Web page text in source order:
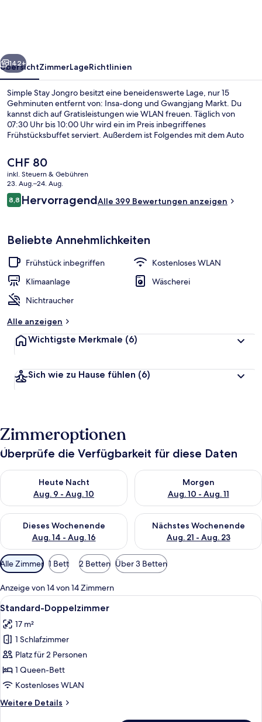
Weiter
142+
ÜbersichtZimmerLageRichtlinien
Simple Stay Jongro besitzt eine beneidenswerte Lage, nur 15
Gehminuten entfernt von: Insa-dong und Gwangjang Markt. Du
kannst dich auf Gratisleistungen wie WLAN freuen. Täglich von
07:30 Uhr bis 10:00 Uhr wird ein im Preis inbegriffenes
Frühstücksbuffet serviert. Außerdem ist Folgendes mit dem Auto
Street. Andere Reisende haben viel Gutes über das hilfsbereite
Personal zu berichten. Die öffentlichen Verkehrsmittel sind nur
einen kurzen Fußmarsch entfernt: Zur Station Jongno 3-ga sind es 3
Minuten und zur Station Jonggak 7 Minuten.
Der
aktuelle
Preis
beträgt
CHF 80.
CHF 80
inkl. Steuern & Gebühren
23. Aug.–24. Aug.
Bewertungen
8,88,8 von 10.
HervorragendAlle 399 Bewertungen anzeigen
Beliebte Annehmlichkeiten
Frühstück inbegriffen
Kostenloses WLAN
Klimaanlage
Wäscherei
Nichtraucher
Alle anzeigen
Wichtigste Merkmale (6)
Sich wie zu Hause fühlen (6)
Zimmeroptionen
Überprüfe die Verfügbarkeit für diese Daten
Heute Nacht
Aug. 9 - Aug. 10
Überprüfe die Verfügbarkeit für heute Nacht, Aug. 9 - Aug.
Morgen
Aug. 10 - Aug. 11
Überprüfe die Verfügbarkeit
Dieses Wochenende
Aug. 14 - Aug. 16
Überprüfe die Verfügbarkeit für dieses Wochenende, Aug. 14
Nächstes Wochenende
Aug. 21 - Aug. 23
Überprüfe die Verfügbarkeit
Verfügbare
Filter
für
Zimmer
Alle Zimmer 1 Bett 2 Betten Über 3 Betten
Anzeige von 14 von 14 Zimmern
Alle
Fotos
für
Standard-
Doppelzimmer
anzeigen
Ein Hotelzimmer mit Bett,
9
Standard-Doppelzimmer
17 m²
1 Schlafzimmer
Platz für 2 Personen
1 Queen-Bett
Kostenloses WLAN
Weitere Details
Weitere